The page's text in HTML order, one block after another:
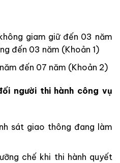
giam giữ đến 03 năm
đến 03 năm (Khoản 1)
đến 07 năm (Khoản 2)
người thi hành công vụ
sát giao thông đang làm
chế khi thi hành quyết